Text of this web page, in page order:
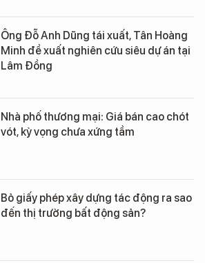
Ông Đỗ Anh Dũng tái xuất, Tân Hoàng
Minh đề xuất nghiên cứu siêu dự án tại
Lâm Đồng
Nhà phố thương mại: Giá bán cao chót
vót, kỳ vọng chưa xứng tầm
Bỏ giấy phép xây dựng tác động ra sao
đến thị trường bất động sản?